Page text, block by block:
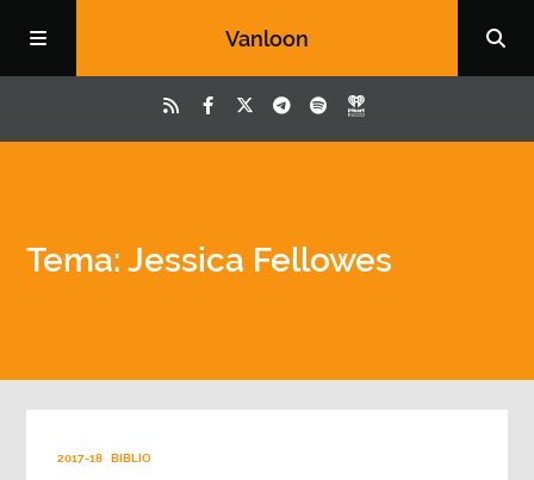
Vanloon
Tema: Jessica Fellowes
2017-18 BIBLIO